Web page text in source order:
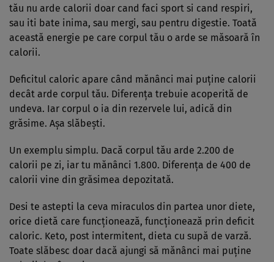
tău nu arde calorii doar cand faci sport si cand respiri,
sau iti bate inima, sau mergi, sau pentru digestie. Toată
această energie pe care corpul tău o arde se măsoară în
calorii.
Deficitul caloric apare când mănânci mai puține calorii
decât arde corpul tău. Diferența trebuie acoperită de
undeva. Iar corpul o ia din rezervele lui, adică din
grăsime. Așa slăbești.
Un exemplu simplu. Dacă corpul tău arde 2.200 de
calorii pe zi, iar tu mănânci 1.800. Diferența de 400 de
calorii vine din grăsimea depozitată.
Desi te astepti la ceva miraculos din partea unor diete,
orice dietă care funcționează, funcționează prin deficit
caloric. Keto, post intermitent, dieta cu supă de varză.
Toate slăbesc doar dacă ajungi să mănânci mai puține